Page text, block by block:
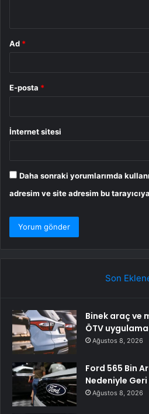
Ad *
E-posta *
İnternet sitesi
Daha sonraki yorumlarımda
adresim ve site adresim bu
Son
Binek araç ve
ÖTV
Ağustos 8, 2026
Ford 565 Bin
Nedeniyle Geri
Ağustos 8, 2026